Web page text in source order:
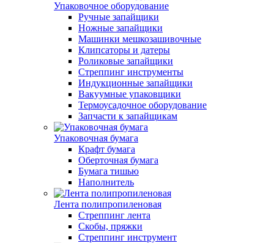
Упаковочное оборудование
Ручные запайщики
Ножные запайщики
Машинки мешкозашивочные
Клипсаторы и датеры
Роликовые запайщики
Стреппинг инструменты
Индукционные запайщики
Вакуумные упаковщики
Термоусадочное оборудование
Запчасти к запайщикам
Упаковочная бумага
Крафт бумага
Оберточная бумага
Бумага тишью
Наполнитель
Лента полипропиленовая
Стреппинг лента
Скобы, пряжки
Стреппинг инструмент